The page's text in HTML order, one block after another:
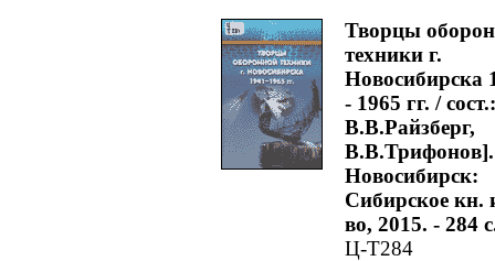
Творцы
техники г.
Новосибирска
- 1965 гг. / сост.:
В.В.Райзберг,
Новосибирск:
Сибирское кн.
во, 2015. - 284
Ц-Т284